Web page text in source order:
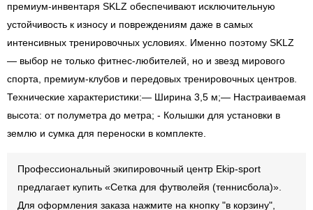
премиум-инвентаря SKLZ обеспечивают исключительную
устойчивость к износу и повреждениям даже в самых
интенсивных тренировочных условиях. Именно поэтому SKLZ
— выбор не только фитнес-любителей, но и звезд мирового
спорта, премиум-клубов и передовых тренировочных центров.
Технические характеристики:— Ширина 3,5 м;— Настраиваемая
высота: от полуметра до метра; - Колышки для установки в
землю и сумка для переноски в комплекте.
Профессиональный экипировочный центр Ekip-sport
предлагает купить «Сетка для футволейя (теннисбола)».
Для оформления заказа нажмите на кнопку "в корзину",